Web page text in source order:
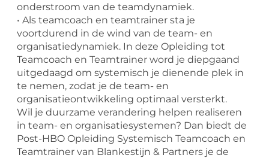
onderstroom van de teamdynamiek.
• Als teamcoach en teamtrainer sta je
voortdurend in de wind van de team- en
organisatiedynamiek. In deze Opleiding tot
Teamcoach en Teamtrainer word je diepgaand
uitgedaagd om systemisch je dienende plek in
te nemen, zodat je de team- en
organisatieontwikkeling optimaal versterkt.
Wil je duurzame verandering helpen realiseren
in team- en organisatiesystemen? Dan biedt de
Post-HBO Opleiding Systemisch Teamcoach en
Teamtrainer van Blankestijn & Partners je de